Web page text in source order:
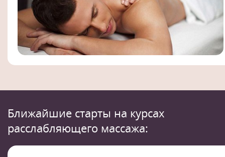
Ближайшие старты на курсах
расслабляющего массажа: